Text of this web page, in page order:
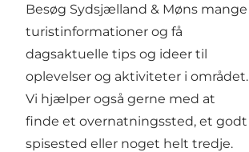
Besøg Sydsjælland & Møns mange
turistinformationer og få
dagsaktuelle tips og ideer til
oplevelser og aktiviteter i området.
Vi hjælper også gerne med at
finde et overnatningssted, et godt
spisested eller noget helt tredje.